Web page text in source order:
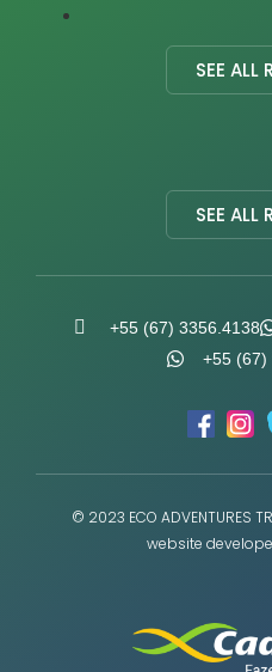
SEE ALL
SEE ALL
+55 (67) 3356.4138
+55 (67)
© 2023 ECO ADVENTURES
website